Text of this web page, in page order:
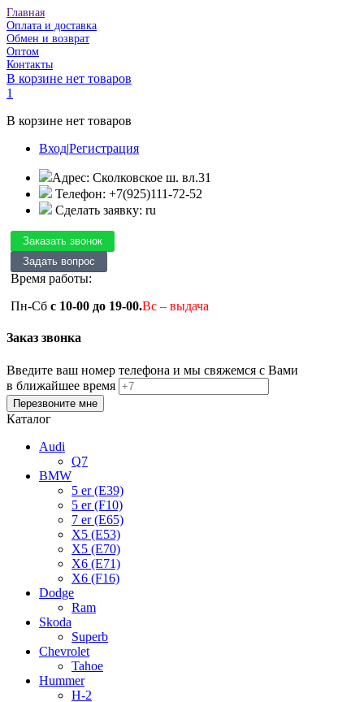
Главная
Оплата и доставка
Обмен и возврат
Оптом
Контакты
В корзине нет товаров
1
В корзине нет товаров
Вход|Регистрация
Адрес: Сколковское ш. вл.31
Телефон: +7(925)111-72-52
Сделать заявку: ru
Время работы:
Пн-Сб с 10-00 до 19-00.Вс – выдача
Заказ звонка
Введите ваш номер телефона и мы свяжемся с Вами
в ближайшее время
Каталог
Audi
Q7
BMW
5 er (E39)
5 er (F10)
7 er (E65)
X5 (E53)
X5 (E70)
X6 (E71)
X6 (F16)
Dodge
Ram
Skoda
Superb
Chevrolet
Tahoe
Hummer
H-2